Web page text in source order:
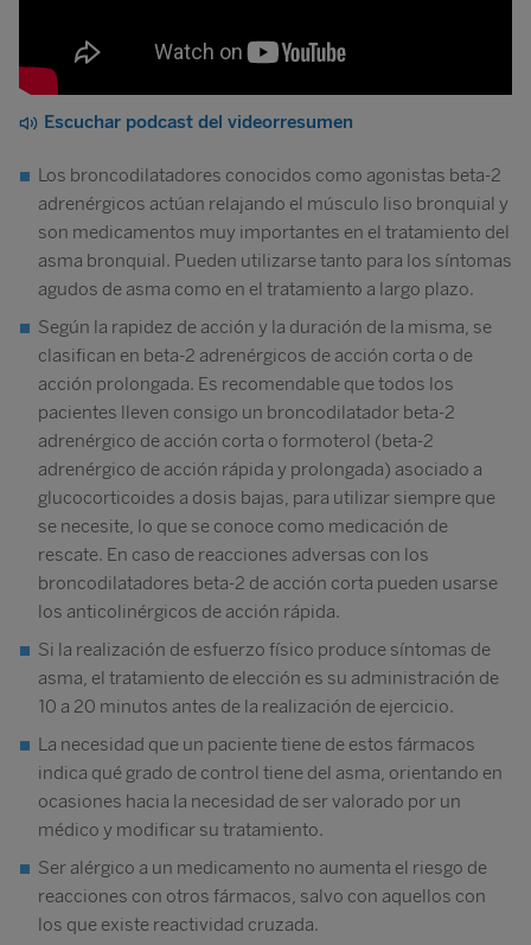
Escuchar podcast del videorresumen
Los broncodilatadores conocidos como agonistas beta-2
adrenérgicos actúan relajando el músculo liso bronquial y
son medicamentos muy importantes en el tratamiento del
asma bronquial. Pueden utilizarse tanto para los síntomas
agudos de asma como en el tratamiento a largo plazo.
Según la rapidez de acción y la duración de la misma, se
clasifican en beta-2 adrenérgicos de acción corta o de
acción prolongada. Es recomendable que todos los
pacientes lleven consigo un broncodilatador beta-2
adrenérgico de acción corta o formoterol (beta-2
adrenérgico de acción rápida y prolongada) asociado a
glucocorticoides a dosis bajas, para utilizar siempre que
se necesite, lo que se conoce como medicación de
rescate. En caso de reacciones adversas con los
broncodilatadores beta-2 de acción corta pueden usarse
los anticolinérgicos de acción rápida.
Si la realización de esfuerzo físico produce síntomas de
asma, el tratamiento de elección es su administración de
10 a 20 minutos antes de la realización de ejercicio.
La necesidad que un paciente tiene de estos fármacos
indica qué grado de control tiene del asma, orientando en
ocasiones hacia la necesidad de ser valorado por un
médico y modificar su tratamiento.
Ser alérgico a un medicamento no aumenta el riesgo de
reacciones con otros fármacos, salvo con aquellos con
los que existe reactividad cruzada.